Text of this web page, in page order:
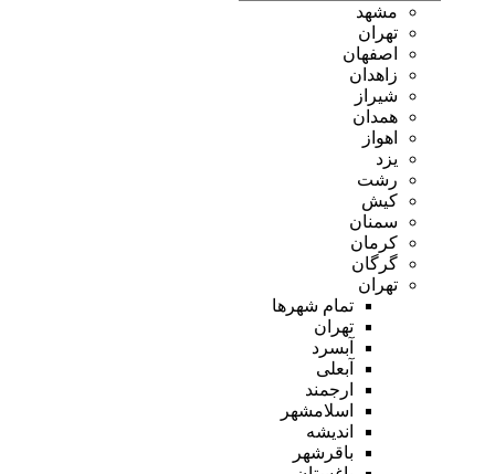
مشهد
تهران
اصفهان
زاهدان
شیراز
همدان
اهواز
یزد
رشت
کیش
سمنان
کرمان
گرگان
تهران
تمام شهر‌ها
تهران
آبسرد
آبعلی
ارجمند
اسلامشهر
اندیشه
باقرشهر